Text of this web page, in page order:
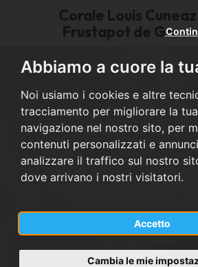
Abbiamo a cuore la
Noi usiamo i cookies e altre
tracciamento per migliorare la
navigazione nel nostro sito, per
contenuti personalizzati e
analizzare il traffico sul nostro
dove arrivano i nostri visitatori.
Accetto
Cambia le mie
Corale Louis
Frustapot de